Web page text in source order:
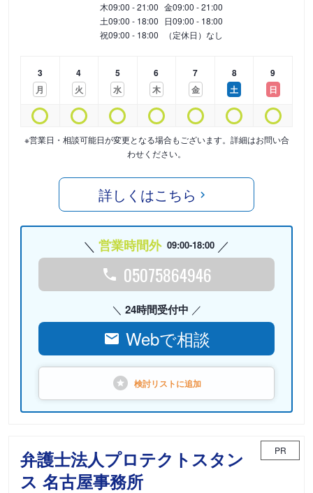
木09:00 - 21:00 金09:00 - 21:00
土09:00 - 18:00 日09:00 - 18:00
祝09:00 - 18:00 （定休日）なし
3
月
4
火
5
水
6
木
7
金
8
土
9
日
※営業日・相談可能日が変更となる場合もございます。詳細はお問い合
わせください。
詳しくはこちら
営業時間外 09:00-18:00
05075864946
24時間受付中
Webで相談
検討リストに追加
弁護士法人プロテクトスタン
ス 名古屋事務所
PR